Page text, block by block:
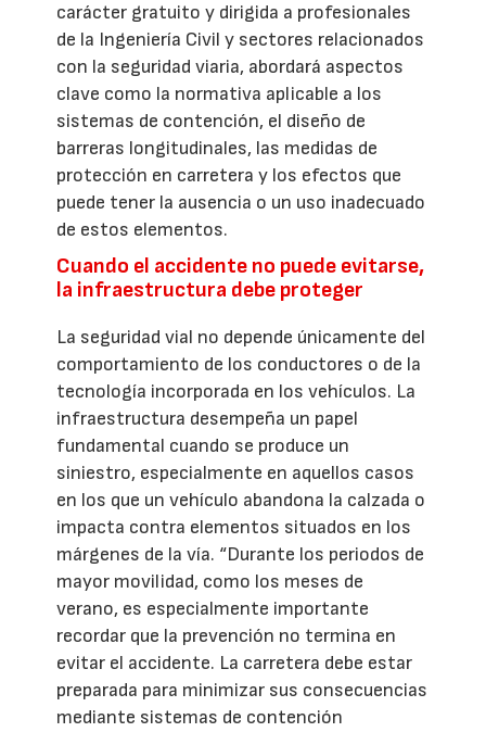
carácter gratuito y dirigida a profesionales
de la Ingeniería Civil y sectores relacionados
con la seguridad viaria, abordará aspectos
clave como la normativa aplicable a los
sistemas de contención, el diseño de
barreras longitudinales, las medidas de
protección en carretera y los efectos que
puede tener la ausencia o un uso inadecuado
de estos elementos.
Cuando el accidente no puede evitarse,
la infraestructura debe proteger
La seguridad vial no depende únicamente del
comportamiento de los conductores o de la
tecnología incorporada en los vehículos. La
infraestructura desempeña un papel
fundamental cuando se produce un
siniestro, especialmente en aquellos casos
en los que un vehículo abandona la calzada o
impacta contra elementos situados en los
márgenes de la vía. “Durante los periodos de
mayor movilidad, como los meses de
verano, es especialmente importante
recordar que la prevención no termina en
evitar el accidente. La carretera debe estar
preparada para minimizar sus consecuencias
mediante sistemas de contención